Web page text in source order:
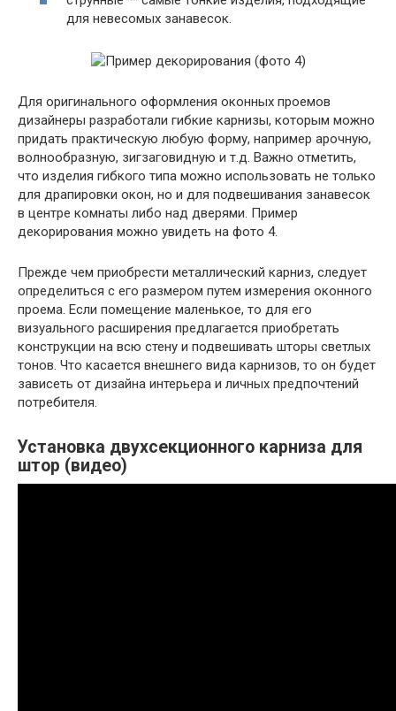
для невесомых занавесок.
Для оригинального оформления оконных проемов
дизайнеры разработали гибкие карнизы, которым можно
придать практическую любую форму, например арочную,
волнообразную, зигзаговидную и т.д. Важно отметить,
что изделия гибкого типа можно использовать не только
для драпировки окон, но и для подвешивания занавесок
в центре комнаты либо над дверями. Пример
декорирования можно увидеть на фото 4.
Прежде чем приобрести металлический карниз, следует
определиться с его размером путем измерения оконного
проема. Если помещение маленькое, то для его
визуального расширения предлагается приобретать
конструкции на всю стену и подвешивать шторы светлых
тонов. Что касается внешнего вида карнизов, то он будет
зависеть от дизайна интерьера и личных предпочтений
потребителя.
Установка двухсекционного карниза для
штор (видео)